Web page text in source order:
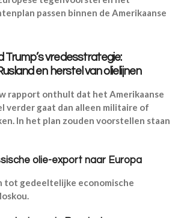
passen binnen de Amerikaanse
Trump’s vredesstrategie:
en herstel van olielijnen
rapport onthult dat het Amerikaanse
verder gaat dan alleen militaire of
In het plan zouden voorstellen staan
olie-export naar Europa
tot gedeeltelijke economische